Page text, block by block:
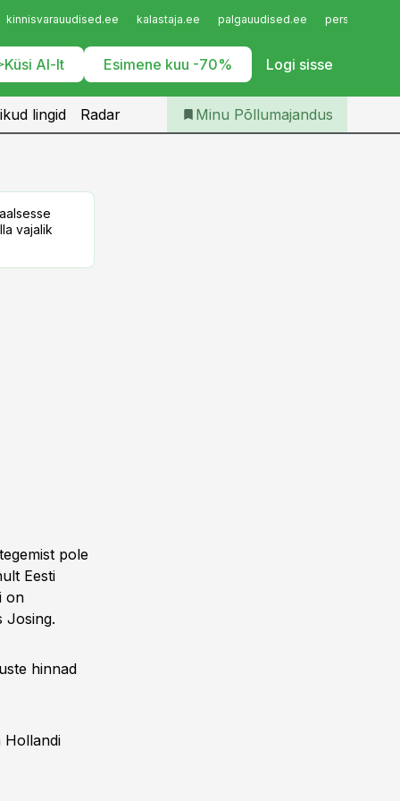
kinnisvarauudised.ee kalastaja.ee palgauudised.ee
Küsi AI-lt Esimene kuu -70% Logi sisse
Iseteenindus
Telli Põllumajandus
lingid Radar Minu Põllumajandus
vajalik
pole
Eesti
on
Josing.
hinnad
Hollandi